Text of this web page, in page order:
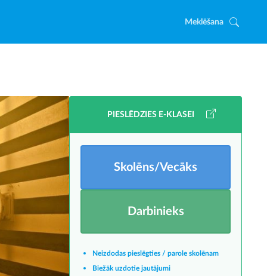
Meklēšana
PIESLĒDZIES E-KLASEI
Skolēns/Vecāks
Darbinieks
Neizdodas pieslēgties / parole skolēnam
Biežāk uzdotie jautājumi